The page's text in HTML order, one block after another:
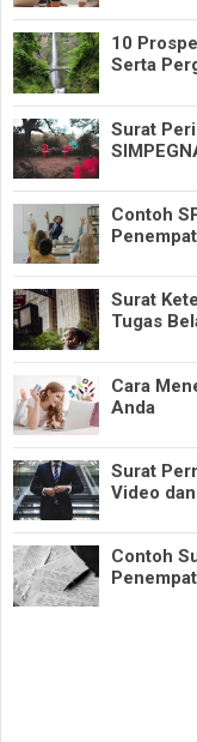
10
Serta
Surat
Contoh
Surat
Tugas
Cara
Anda
Surat
Video
Contoh